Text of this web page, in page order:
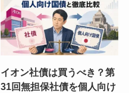
イオン社債は買うべき？第
31回無担保社債を個人向け